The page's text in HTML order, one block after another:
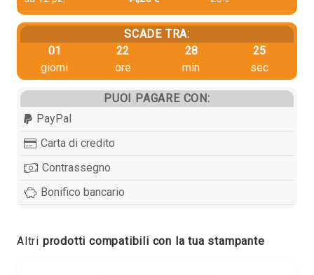
SCADE TRA:
01
giorni
22
ore
28
min
25
sec
PUOI PAGARE CON:
PayPal
Carta di credito
Contrassegno
Bonifico bancario
Altri prodotti compatibili con la tua stampante